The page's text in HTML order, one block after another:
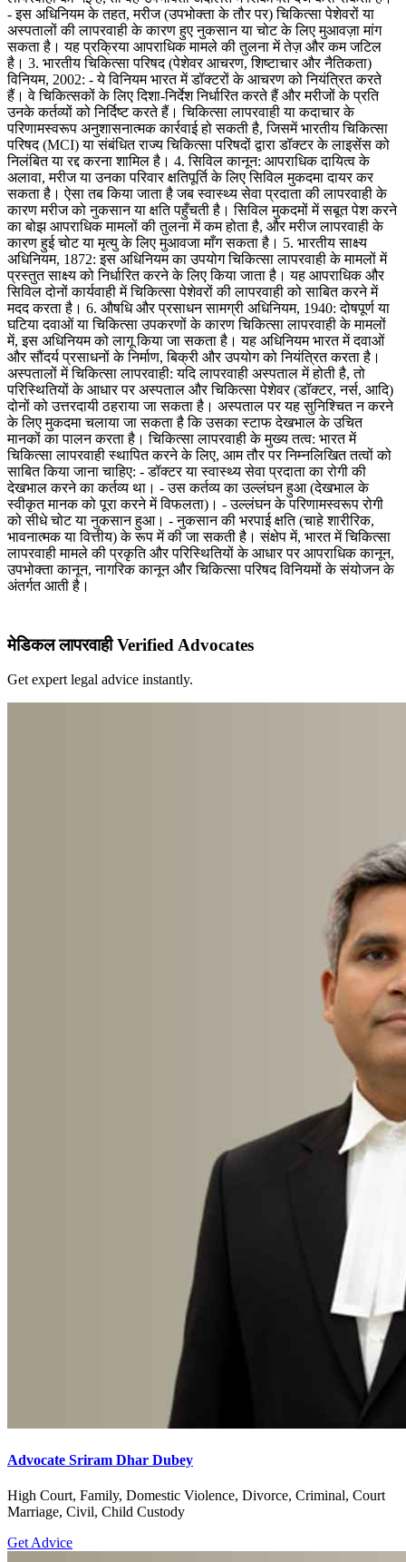
- इस अधिनियम के तहत, मरीज (उपभोक्ता के तौर पर) चिकित्सा पेशेवरों या
अस्पतालों की लापरवाही के कारण हुए नुकसान या चोट के लिए मुआवज़ा मांग
सकता है। यह प्रक्रिया आपराधिक मामले की तुलना में तेज़ और कम जटिल
है। 3. भारतीय चिकित्सा परिषद (पेशेवर आचरण, शिष्टाचार और नैतिकता)
विनियम, 2002: - ये विनियम भारत में डॉक्टरों के आचरण को नियंत्रित करते
हैं। वे चिकित्सकों के लिए दिशा-निर्देश निर्धारित करते हैं और मरीजों के प्रति
उनके कर्तव्यों को निर्दिष्ट करते हैं। चिकित्सा लापरवाही या कदाचार के
परिणामस्वरूप अनुशासनात्मक कार्रवाई हो सकती है, जिसमें भारतीय चिकित्सा
परिषद (MCI) या संबंधित राज्य चिकित्सा परिषदों द्वारा डॉक्टर के लाइसेंस को
निलंबित या रद्द करना शामिल है। 4. सिविल कानून: आपराधिक दायित्व के
अलावा, मरीज या उनका परिवार क्षतिपूर्ति के लिए सिविल मुकदमा दायर कर
सकता है। ऐसा तब किया जाता है जब स्वास्थ्य सेवा प्रदाता की लापरवाही के
कारण मरीज को नुकसान या क्षति पहुँचती है। सिविल मुकदमों में सबूत पेश करने
का बोझ आपराधिक मामलों की तुलना में कम होता है, और मरीज लापरवाही के
कारण हुई चोट या मृत्यु के लिए मुआवजा माँग सकता है। 5. भारतीय साक्ष्य
अधिनियम, 1872: इस अधिनियम का उपयोग चिकित्सा लापरवाही के मामलों में
प्रस्तुत साक्ष्य को निर्धारित करने के लिए किया जाता है। यह आपराधिक और
सिविल दोनों कार्यवाही में चिकित्सा पेशेवरों की लापरवाही को साबित करने में
मदद करता है। 6. औषधि और प्रसाधन सामग्री अधिनियम, 1940: दोषपूर्ण या
घटिया दवाओं या चिकित्सा उपकरणों के कारण चिकित्सा लापरवाही के मामलों
में, इस अधिनियम को लागू किया जा सकता है। यह अधिनियम भारत में दवाओं
और सौंदर्य प्रसाधनों के निर्माण, बिक्री और उपयोग को नियंत्रित करता है।
अस्पतालों में चिकित्सा लापरवाही: यदि लापरवाही अस्पताल में होती है, तो
परिस्थितियों के आधार पर अस्पताल और चिकित्सा पेशेवर (डॉक्टर, नर्स, आदि)
दोनों को उत्तरदायी ठहराया जा सकता है। अस्पताल पर यह सुनिश्चित न करने
के लिए मुकदमा चलाया जा सकता है कि उसका स्टाफ देखभाल के उचित
मानकों का पालन करता है। चिकित्सा लापरवाही के मुख्य तत्व: भारत में
चिकित्सा लापरवाही स्थापित करने के लिए, आम तौर पर निम्नलिखित तत्वों को
साबित किया जाना चाहिए: - डॉक्टर या स्वास्थ्य सेवा प्रदाता का रोगी की
देखभाल करने का कर्तव्य था। - उस कर्तव्य का उल्लंघन हुआ (देखभाल के
स्वीकृत मानक को पूरा करने में विफलता)। - उल्लंघन के परिणामस्वरूप रोगी
को सीधे चोट या नुकसान हुआ। - नुकसान की भरपाई क्षति (चाहे शारीरिक,
भावनात्मक या वित्तीय) के रूप में की जा सकती है। संक्षेप में, भारत में चिकित्सा
लापरवाही मामले की प्रकृति और परिस्थितियों के आधार पर आपराधिक कानून,
उपभोक्ता कानून, नागरिक कानून और चिकित्सा परिषद विनियमों के संयोजन के
अंतर्गत आती है।
मेडिकल लापरवाही Verified Advocates
Get expert legal advice instantly.
Advocate Sriram Dhar Dubey
High Court, Family, Domestic Violence, Divorce, Criminal, Court
Marriage, Civil, Child Custody
Get Advice